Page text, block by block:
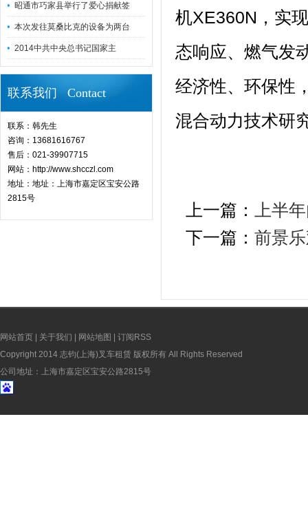
昭通市巧家县举行了爱心捐献签
本次发往莫桑比克的设备为两台
2014中共中央总书记国家主
联系我们 Contact
联系：韩先生
咨询：13681616767
售后：021-39907715
网站：http://www.shcczl.com
地址：地址：上海市嘉定区宝安公路
2815号
机XE360N，实
态响应、燃气发
经济性、环保性
混合动力技术研
上一篇：
上半
下一篇： 前景
网站首页 关于我们 网站地图
订阅RSS
Copyright 2014 志钧(上海)叉车租赁 版权所有 All Rights Reserved
公司地址：上海市嘉定区宝安公路2815号